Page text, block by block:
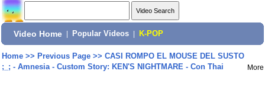
Video Home Popular Videos K-POP
Home>> Previous Page>> CASI ROMPO EL MOUSE DEL SUSTO
;_; - Amnesia - Custom Story: KEN'S NIGHTMARE - Con Thai
More